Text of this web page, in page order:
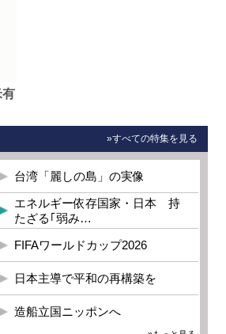
有
»すべての特集を見る
台湾「麗しの島」の実像
エネルギー依存国家・日本 持
たざる｢弱み…
FIFAワールドカップ2026
日本主導で平和の再構築を
造船立国ニッポンへ